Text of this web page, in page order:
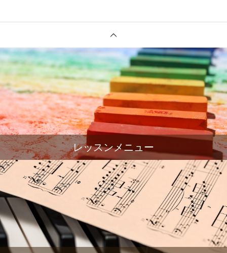
レッスンメニュー